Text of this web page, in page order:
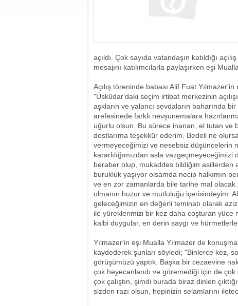
açıldı. Çok sayıda vatandaşın katıldığı
mesajını katılımcılarla paylaşırken eşi
Açılış töreninde babası Alif Fuat
"Üsküdar'daki seçim irtibat merkezinin
aşkların ve yalancı sevdaların baharında
arefesinede farklı nevşunemalara
uğurlu olsun. Bu sürece inanan, el tutan ve
dostlarıma teşekkür ederim. Bedeli ne
vermeyeceğimizi ve nesebsiz düşüncelerin
kararlılığımızdan asla
beraber olup, mukaddes bildiğim asillerden
burukluk yaşıyor olsamda necip halkımın
ve en zor zamanlarda bile tarihe mal
olmanın huzur ve mutluluğu içerisindeyim.
geleceğimizin en değerli teminatı olarak
ile yüreklerimizi bir kez daha coşturan yüce
kalbi duygular, en derin saygı ve
Yılmazer'in eşi Mualla Yılmazer de
kaydederek şunları söyledi; "Binlerce kez,
görüşümüzü yaptık. Başka bir cezaevine
çok heyecanlandı ve göremediği için de
çok çalıştın, şimdi burada biraz dinlen
sizden razı olsun, hepinizin selamlarını